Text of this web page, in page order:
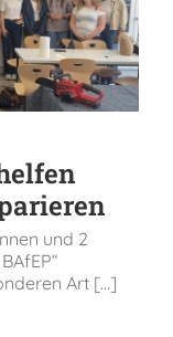
und 2
Art [...]